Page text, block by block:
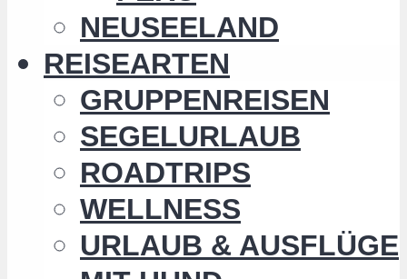
NEUSEELAND
REISEARTEN
GRUPPENREISEN
SEGELURLAUB
ROADTRIPS
WELLNESS
URLAUB & AUSFLÜGE